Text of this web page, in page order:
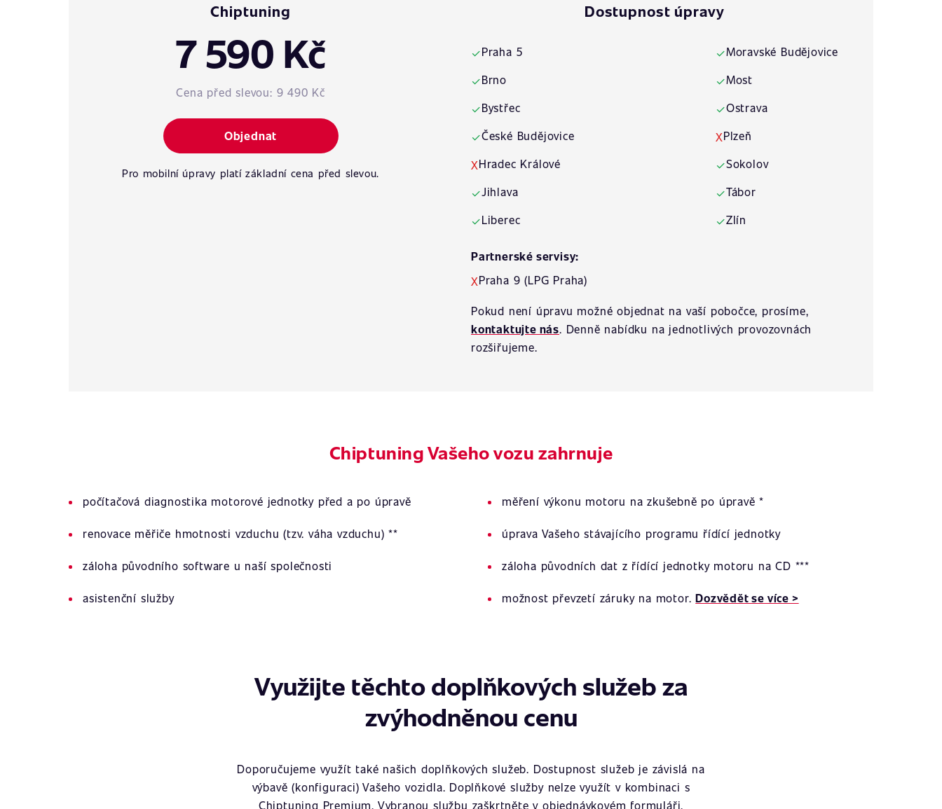
Chiptuning
7 590 Kč
Cena před slevou: 9 490 Kč
Objednat
Pro mobilní úpravy platí základní cena před slevou.
Dostupnost úpravy
✓Praha 5
✓Brno
✓Bystřec
✓České Budějovice
XHradec Králové
✓Jihlava
✓Liberec
✓Moravské Budějovice
✓Most
✓Ostrava
XPlzeň
✓Sokolov
✓Tábor
✓Zlín
Partnerské servisy:
XPraha 9 (LPG Praha)
Pokud není úpravu možné objednat na vaší pobočce, prosíme,
kontaktujte nás. Denně nabídku na jednotlivých provozovnách
rozšiřujeme.
Chiptuning Vašeho vozu zahrnuje
počítačová diagnostika motorové jednotky před a po úpravě měření výkonu motoru na zkušebně po úpravě *
renovace měřiče hmotnosti vzduchu (tzv. váha vzduchu) ** úprava Vašeho stávajícího programu řídící jednotky
záloha původního software u naší společnosti záloha původních dat z řídící jednotky motoru na CD ***
asistenční služby možnost převzetí záruky na motor.Dozvědět se více >
Využijte těchto doplňkových služeb za
zvýhodněnou cenu
Doporučujeme využít také našich doplňkových služeb. Dostupnost služeb je závislá na
výbavě (konfiguraci) Vašeho vozidla. Doplňkové služby nelze využít v kombinaci s
Chiptuning Premium. Vybranou službu zaškrtněte v objednávkovém formuláři.